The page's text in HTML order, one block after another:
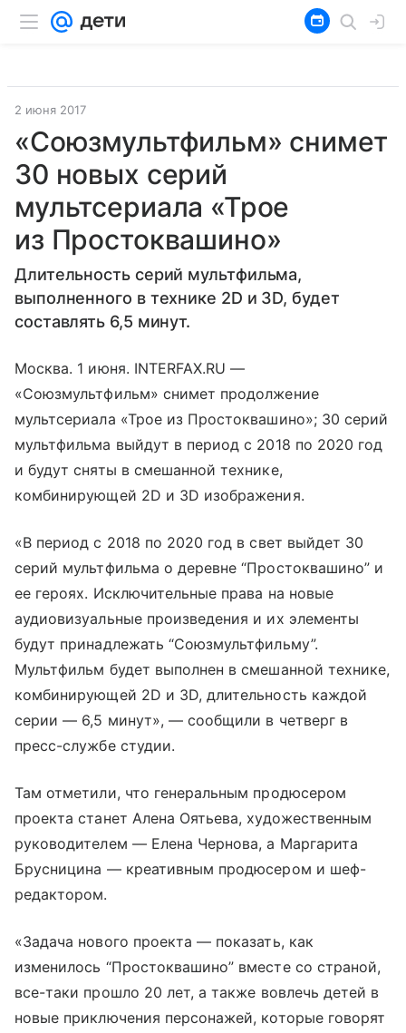
2 июня 2017
«Союзмультфильм» снимет
30 новых серий
мультсериала «Трое
из Простоквашино»
Длительность серий мультфильма,
выполненного в технике 2D и 3D, будет
составлять 6,5 минут.
Москва. 1 июня. INTERFAX.RU —
«Союзмультфильм» снимет продолжение
мультсериала «Трое из Простоквашино»; 30 серий
мультфильма выйдут в период с 2018 по 2020 год
и будут сняты в смешанной технике,
комбинирующей 2D и 3D изображения.
«В период с 2018 по 2020 год в свет выйдет 30
серий мультфильма о деревне “Простоквашино” и
ее героях. Исключительные права на новые
аудиовизуальные произведения и их элементы
будут принадлежать “Союзмультфильму”.
Мультфильм будет выполнен в смешанной технике,
комбинирующей 2D и 3D, длительность каждой
серии — 6,5 минут», — сообщили в четверг в
пресс-службе студии.
Там отметили, что генеральным продюсером
проекта станет Алена Оятьева, художественным
руководителем — Елена Чернова, а Маргарита
Брусницина — креативным продюсером и шеф-
редактором.
«Задача нового проекта — показать, как
изменилось “Простоквашино” вместе со страной,
все-таки прошло 20 лет, а также вовлечь детей в
новые приключения персонажей, которые говорят